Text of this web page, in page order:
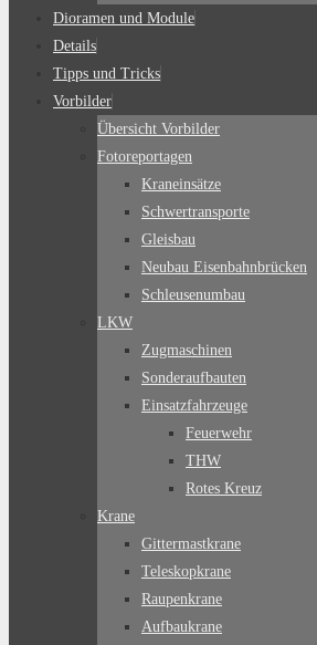
Dioramen und Module
Details
Tipps und Tricks
Vorbilder
Übersicht Vorbilder
Fotoreportagen
Kraneinsätze
Schwertransporte
Gleisbau
Neubau Eisenbahnbrücken
Schleusenumbau
LKW
Zugmaschinen
Sonderaufbauten
Einsatzfahrzeuge
Feuerwehr
THW
Rotes Kreuz
Krane
Gittermastkrane
Teleskopkrane
Raupenkrane
Aufbaukrane